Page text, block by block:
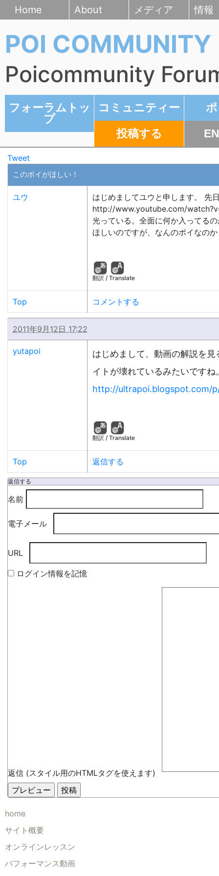
Home About メディア 情報
POI COMMUNITY
Poicommunity
フォーラムトッ
プ
コミュニティー
投稿する
Tweet
このポイがほしい！
ユウ
はじめましてユウと申します。 先
http://www.youtube.com/
光っている。全面に何か入ってる
ほしいのですが、なんのポイなの
翻訳 / Translate
Top コメントする
2011年9月12日 17:22
yutapoi
はじめまして、動画の解説を
イトが壊れているみたいです
http://ultrapoi.blogspot.com/
翻訳 / Translate
Top 返信する
返信する
名前
電子メール
URL
ログイン情報を記憶
返信 (スタイル用のHTMLタグを使えます)
home
サイト概要
オンラインレッスン
パフォーマンス動画